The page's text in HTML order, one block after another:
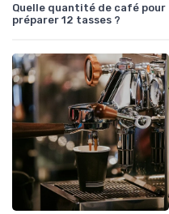
Quelle quantité de café pour
préparer 12 tasses ?